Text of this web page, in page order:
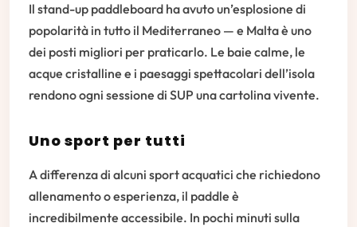
Il stand-up paddleboard ha avuto un’esplosione di
popolarità in tutto il Mediterraneo — e Malta è uno
dei posti migliori per praticarlo. Le baie calme, le
acque cristalline e i paesaggi spettacolari dell’isola
rendono ogni sessione di SUP una cartolina vivente.
Uno sport per tutti
A differenza di alcuni sport acquatici che richiedono
allenamento o esperienza, il paddle è
incredibilmente accessibile. In pochi minuti sulla